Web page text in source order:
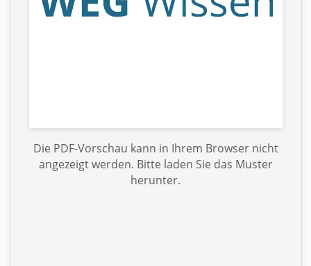
Die PDF-Vorschau kann in Ihrem Browser nicht
angezeigt werden. Bitte laden Sie das Muster
herunter.